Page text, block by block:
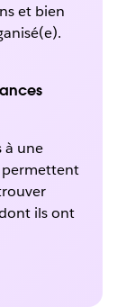
et bien
à une
permettent
ils ont